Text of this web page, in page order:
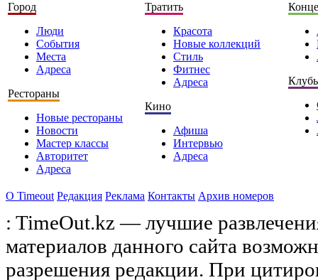
Город
Люди
События
Места
Адреса
Рестораны
Новые рестораны
Новости
Мастер классы
Авторитет
Адреса
Тратить
Красота
Новые коллекций
Стиль
Фитнес
Адреса
Кино
Афиша
Интервью
Адреса
О Timeоut Редакция Реклама Контакты Архив номеров
: TimeOut.kz — лучшие
материалов данного сайта
разрешения редакции. При